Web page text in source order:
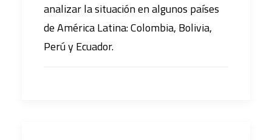
analizar la situación en algunos países
de América Latina: Colombia, Bolivia,
Perú y Ecuador.